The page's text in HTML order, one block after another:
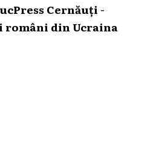
Cernăuți -
din Ucraina